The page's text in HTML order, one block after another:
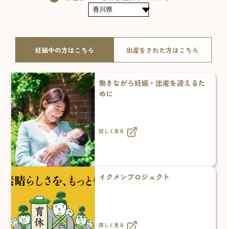
妊娠中の方はこちら 出産をされた方はこちら
働きながら妊娠・出産を迎えるた
めに
詳しく見る
イクメンプロジェクト
詳しく見る